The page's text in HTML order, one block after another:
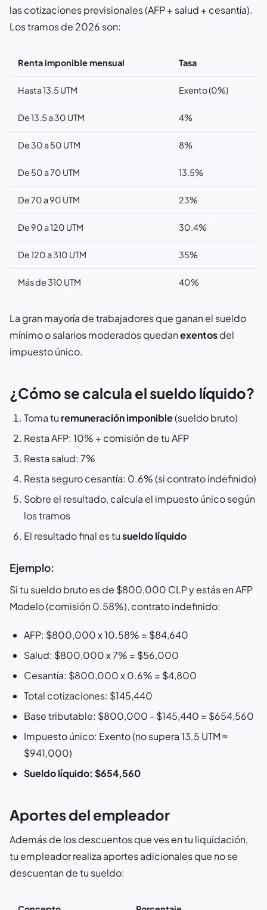
las cotizaciones previsionales (AFP + salud + cesantía).
Los tramos de 2026 son:
Renta imponible mensual Tasa
Hasta 13.5 UTM Exento (0%)
De 13.5 a 30 UTM 4%
De 30 a 50 UTM 8%
De 50 a 70 UTM 13.5%
De 70 a 90 UTM 23%
De 90 a 120 UTM 30.4%
De 120 a 310 UTM 35%
Más de 310 UTM 40%
La gran mayoría de trabajadores que ganan el sueldo
mínimo o salarios moderados quedanexentosdel
impuesto único.
¿Cómo se calcula el sueldo líquido?
Toma tu remuneración imponible(sueldo bruto)
Resta AFP: 10% + comisión de tu AFP
Resta salud: 7%
Resta seguro cesantía: 0.6% (si contrato indefinido)
Sobre el resultado, calcula el impuesto único según
los tramos
El resultado final es tusueldo líquido
Ejemplo:
Si tu sueldo bruto es de $800,000 CLP y estás en AFP
Modelo (comisión 0.58%), contrato indefinido:
AFP: $800,000 x 10.58% = $84,640
Salud: $800,000 x 7% = $56,000
Cesantía: $800,000 x 0.6% = $4,800
Total cotizaciones: $145,440
Base tributable: $800,000 - $145,440 = $654,560
Impuesto único: Exento (no supera 13.5 UTM ≈
$941,000)
Sueldo líquido: $654,560
Aportes del empleador
Además de los descuentos que ves en tu liquidación,
tu empleador realiza aportes adicionales que no se
descuentan de tu sueldo: